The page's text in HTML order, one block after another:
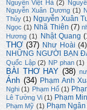
Nguyễn Việt Hà (2)
Nguyễn Xuân Dương (1)
Thủy (1) Nguyễn Xuân
Ngọc (1) Nhã Thiên (7)
Hương (1) Nhật Quang
THƠ (37) Như Hoài (4)
NHỮNG NGƯỜI BẠN
Quốc Lập (2) NP phan (1)
BÀI THƠ HAY (38)
Ánh (34) Phạm Anh
Nghi (1) Phạm Hổ (1)
Lê Tường Vi (1) Phạm
Phạm Mỹ (1) Phạm Ngân